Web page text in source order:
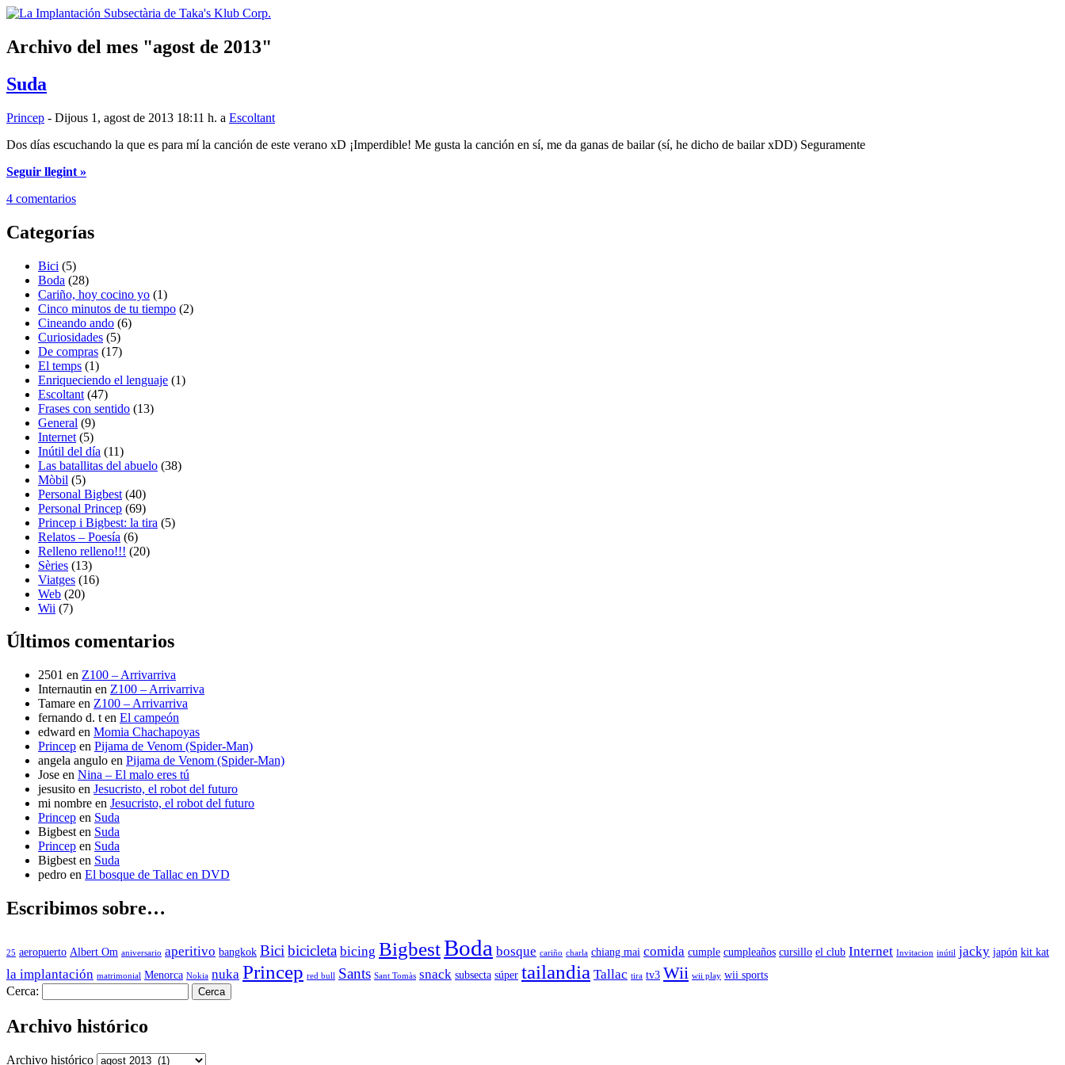
Archivo del mes
agost de 2013
Suda
Princep - Dijous 1, agost de 2013 18:11 h. a Escoltant
Dos días escuchando la que es para mí la canción de este verano xD ¡Imperdible! Me gusta la canción en sí, me da ganas de bailar (sí, he dicho de bailar xDD) Seguramente
Seguir llegint »
4 comentarios
Categorías
Bici (5)
Boda (28)
Cariño, hoy cocino yo (1)
Cinco minutos de tu tiempo (2)
Cineando ando (6)
Curiosidades (5)
De compras (17)
El temps (1)
Enriqueciendo el lenguaje (1)
Escoltant (47)
Frases con sentido (13)
General (9)
Internet (5)
Inútil del día (11)
Las batallitas del abuelo (38)
Mòbil (5)
Personal Bigbest (40)
Personal Princep (69)
Princep i Bigbest: la tira (5)
Relatos – Poesía (6)
Relleno relleno!!! (20)
Sèries (13)
Viatges (16)
Web (20)
Wii (7)
Últimos comentarios
2501 en Z100 – Arrivarriva
Internautin en Z100 – Arrivarriva
Tamare en Z100 – Arrivarriva
fernando d. t en El campeón
edward en Momia Chachapoyas
Princep en Pijama de Venom (Spider-Man)
angela angulo en Pijama de Venom (Spider-Man)
Jose en Nina – El malo eres tú
jesusito en Jesucristo, el robot del futuro
mi nombre en Jesucristo, el robot del futuro
Princep en Suda
Bigbest en Suda
Princep en Suda
Bigbest en Suda
pedro en El bosque de Tallac en DVD
Escribimos sobre…
25 aeropuerto Albert Om aniversario aperitivo bangkok Bici bicicleta bicing BigbestBoda bosque cariño charla chiang mai comida cumple cumpleaños cursillo el club Internet Invitacion inútil jacky japón kit kat
la implantación matrimonial Menorca Nokia nuka Princep red bull Sants Sant Tomàs snack subsecta súper tailandia Tallac tira tv3 Wii wii play wii sports
Cerca:
Archivo histórico
Archivo histórico